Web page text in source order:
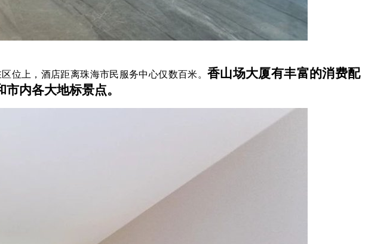
区位上，酒店距离珠海市民服务中心仅数百米。 香山场大厦有丰富的消费配
内各大地标景点。